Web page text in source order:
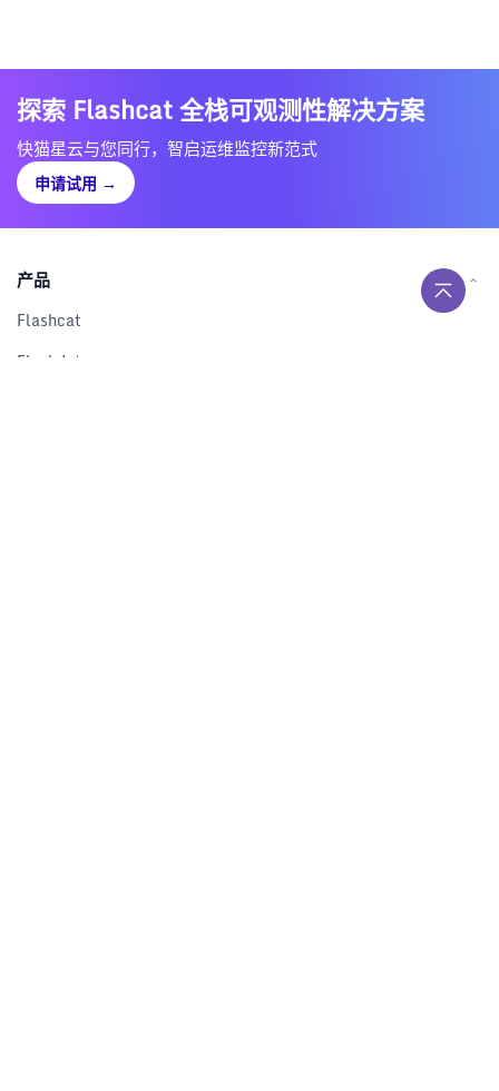
探索 Flashcat 全栈可观测性解决方案
快猫星云与您同行，智启运维监控新范式
申请试用 →
产品
Flashcat
Flashduty